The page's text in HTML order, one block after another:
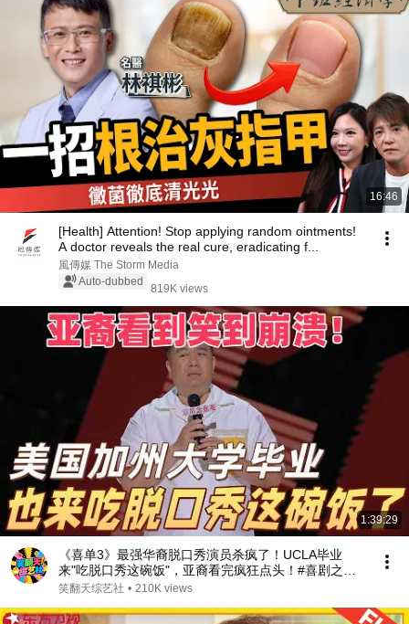
16:46
[Health] Attention! Stop applying random ointments!
A doctor reveals the real cure, eradicating f...
風傳媒 The Storm Media
Auto-dubbed
819K views
1:39:29
《喜单3》最强华裔脱口秀演员杀疯了！UCLA毕业
来"吃脱口秀这碗饭"，亚裔看完疯狂点头！#喜剧之王
单口季 #脱口秀 #搞笑 #喜剧 #funny #综艺
笑翻天综艺社 • 210K views